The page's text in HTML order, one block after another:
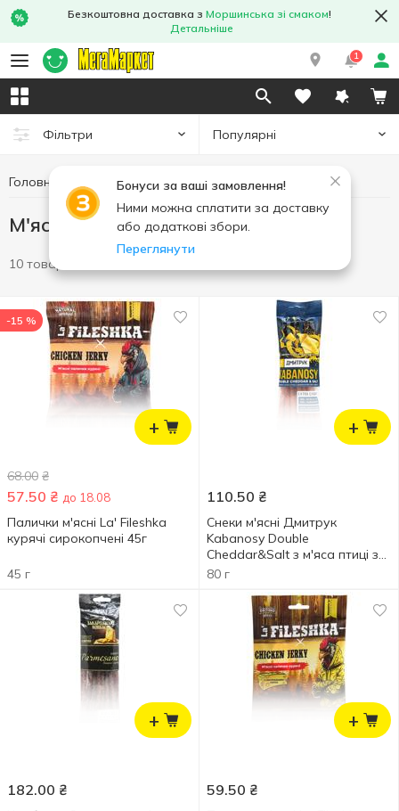
Безкоштовна доставка з Моршинська зі смаком!
Детальніше
1
Фільтри Популярні
Бонуси за ваші замовлення!
Ними можна сплатити за доставку
або додаткові збори.
Переглянути
Головна Чипси та снеки М'ясні снеки
М'ясні снеки
10 товарів
+
-15 %
68.00 ₴
57.50 ₴ до 18.08
Палички м'ясні La' Fileshka
курячі сирокопчені 45г
45 г
+
110.50 ₴
Снеки м'ясні Дмитрук
Kabanosy Double
Cheddar&Salt з м'яса птиці з
додаванням сиру чеддер
80 г
+
182.00 ₴
+
59.50 ₴